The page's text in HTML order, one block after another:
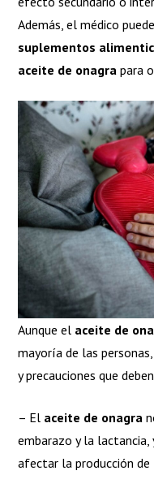
Además, el médico
suplementos
aceite de onagra para
Aunque el aceite de
mayoría de las
y precauciones que
– El aceite de onagra
embarazo y la
afectar la producción de